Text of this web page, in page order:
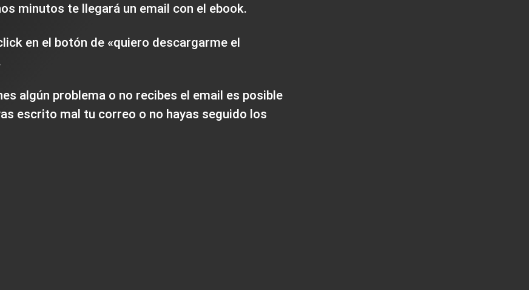
minutos te llegará un email con el ebook.
en el botón de «quiero descargarme el
algún problema o no recibes el email es posible
escrito mal tu correo o no hayas seguido los